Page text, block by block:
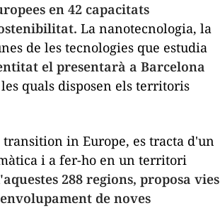
en 42 capacitats
La nanotecnologia, la
de les tecnologies que estudia
el presentarà a Barcelona
quals disposen els territoris
in Europe, es tracta d'un
i a fer-ho en un territori
288 regions, proposa vies
de noves